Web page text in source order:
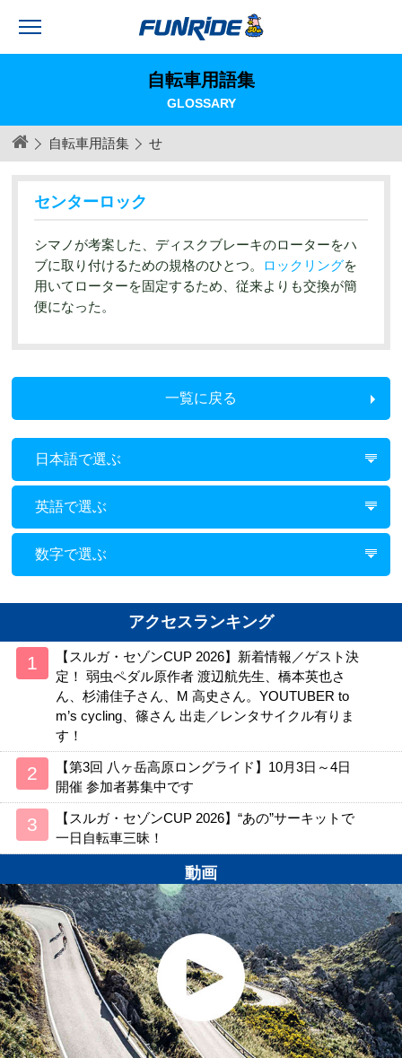
自転車用語集
GLOSSARY
自転車用語集 せ
センターロック
シマノが考案した、ディスクブレーキのローターをハ
ブに取り付けるための規格のひとつ。 ロックリングを
用いてローターを固定するため、従来よりも交換が簡
便になった。
一覧に戻る
日本語で選ぶ
英語で選ぶ
数字で選ぶ
アクセスランキング
【スルガ・セゾンCUP 2026】新着情報／ゲスト決
定！ 弱虫ペダル原作者 渡辺航先生、橋本英也さ
ん、杉浦佳子さん、M 高史さん。YOUTUBER to
m’s cycling、篠さん 出走／レンタサイクル有りま
す！
【第3回 八ヶ岳高原ロングライド】10月3日～4日
開催 参加者募集中です
【スルガ・セゾンCUP 2026】“あの”サーキットで
一日自転車三昧！
動画